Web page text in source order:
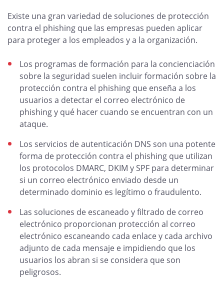
Existe una gran variedad de soluciones de protección
contra el phishing que las empresas pueden aplicar
para proteger a los empleados y a la organización.
Los programas de formación para la concienciación
sobre la seguridad suelen incluir formación sobre la
protección contra el phishing que enseña a los
usuarios a detectar el correo electrónico de
phishing y qué hacer cuando se encuentran con un
ataque.
Los servicios de autenticación DNS son una potente
forma de protección contra el phishing que utilizan
los protocolos DMARC, DKIM y SPF para determinar
si un correo electrónico enviado desde un
determinado dominio es legítimo o fraudulento.
Las soluciones de escaneado y filtrado de correo
electrónico proporcionan protección al correo
electrónico escaneando cada enlace y cada archivo
adjunto de cada mensaje e impidiendo que los
usuarios los abran si se considera que son
peligrosos.